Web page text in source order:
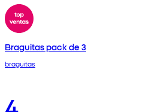
Braguitas pack de 3
braguitas